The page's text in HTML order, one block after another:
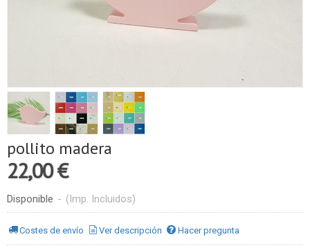
pollito madera
22,00 €
Disponible - (Imp. Incluidos)
Costes de envío Ver descripción Hacer pregunta